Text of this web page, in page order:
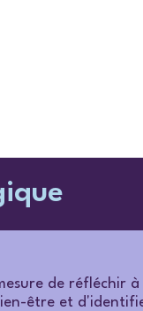
de réfléchir
être et